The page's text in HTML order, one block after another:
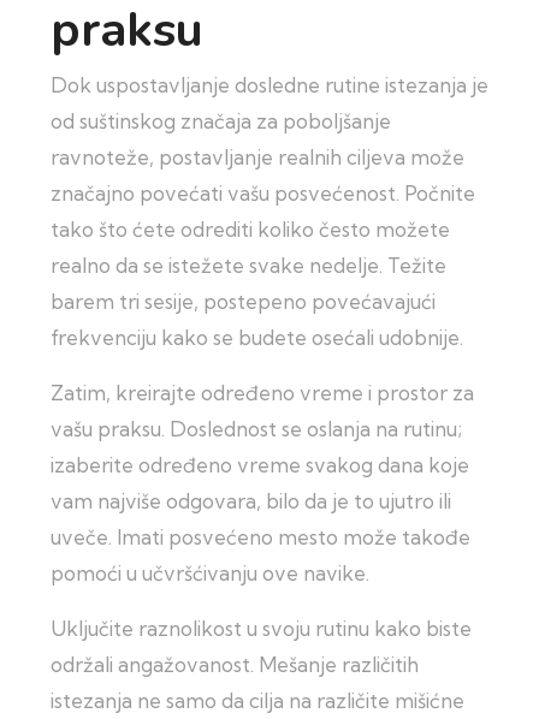
praksu
Dok uspostavljanje dosledne rutine istezanja je
od suštinskog značaja za poboljšanje
ravnoteže, postavljanje realnih ciljeva može
značajno povećati vašu posvećenost. Počnite
tako što ćete odrediti koliko često možete
realno da se istežete svake nedelje. Težite
barem tri sesije, postepeno povećavajući
frekvenciju kako se budete osećali udobnije.
Zatim, kreirajte određeno vreme i prostor za
vašu praksu. Doslednost se oslanja na rutinu;
izaberite određeno vreme svakog dana koje
vam najviše odgovara, bilo da je to ujutro ili
uveče. Imati posvećeno mesto može takođe
pomoći u učvršćivanju ove navike.
Uključite raznolikost u svoju rutinu kako biste
održali angažovanost. Mešanje različitih
istezanja ne samo da cilja na različite mišićne